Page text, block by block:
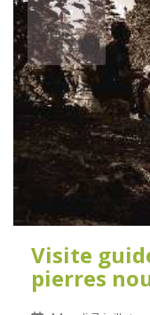
7
JUILLET
2026
Visite
pierres